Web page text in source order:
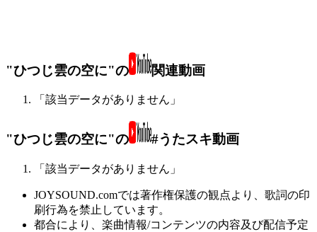
"ひつじ雲の空に"の 関連動画
「該当データがありません」
"ひつじ雲の空に"の #うたスキ動画
「該当データがありません」
JOYSOUND.comでは著作権保護の観点より、歌詞の印
刷行為を禁止しています。
都合により、楽曲情報/コンテンツの内容及び配信予定